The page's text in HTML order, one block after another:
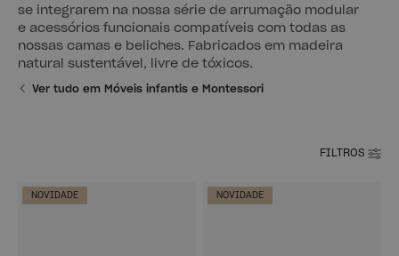
se integrarem na nossa série de arrumação modular
e acessórios funcionais compatíveis com todas as
nossas camas e beliches. Fabricados em madeira
natural sustentável, livre de tóxicos.
Ver tudo em Móveis infantis e Montessori
FILTROS
NOVIDADE NOVIDADE